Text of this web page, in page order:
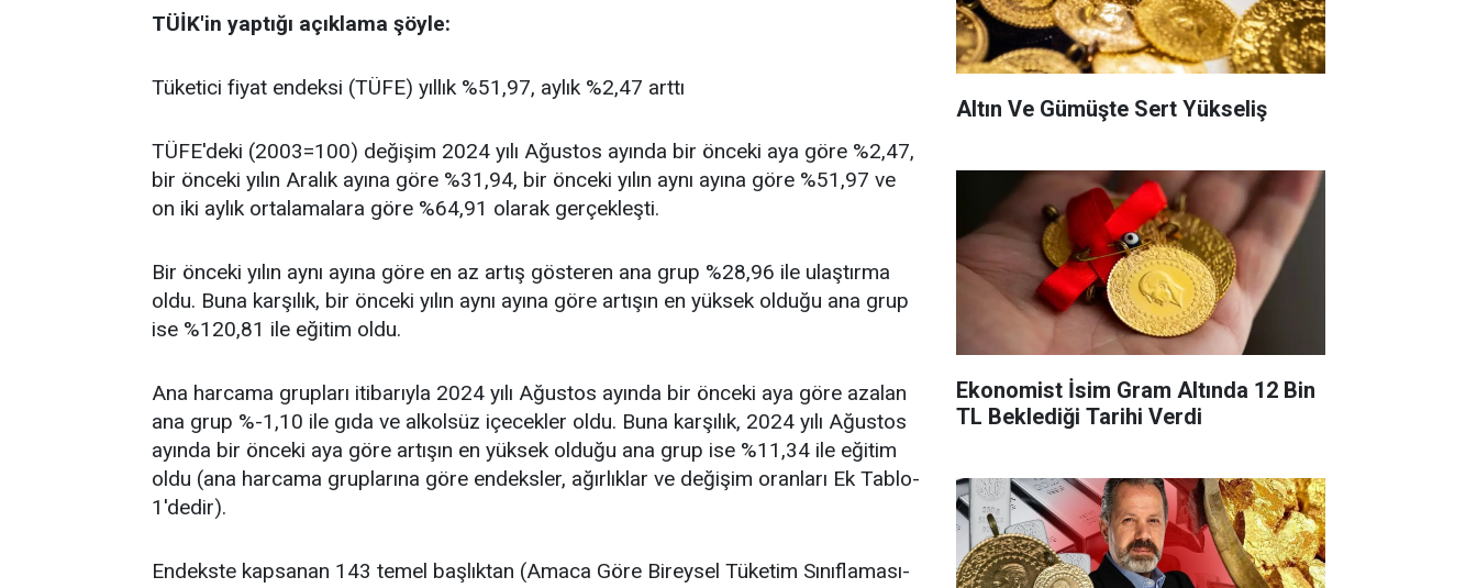
TÜİK'in yaptığı açıklama şöyle:
Tüketici fiyat endeksi (TÜFE) yıllık %51,97, aylık %2,47 arttı
TÜFE'deki (2003=100) değişim 2024 yılı Ağustos ayında bir önceki aya göre %2,47,
bir önceki yılın Aralık ayına göre %31,94, bir önceki yılın aynı ayına göre %51,97 ve
on iki aylık ortalamalara göre %64,91 olarak gerçekleşti.
Bir önceki yılın aynı ayına göre en az artış gösteren ana grup %28,96 ile ulaştırma
oldu. Buna karşılık, bir önceki yılın aynı ayına göre artışın en yüksek olduğu ana grup
ise %120,81 ile eğitim oldu.
Ana harcama grupları itibarıyla 2024 yılı Ağustos ayında bir önceki aya göre azalan
ana grup %-1,10 ile gıda ve alkolsüz içecekler oldu. Buna karşılık, 2024 yılı Ağustos
ayında bir önceki aya göre artışın en yüksek olduğu ana grup ise %11,34 ile eğitim
oldu (ana harcama gruplarına göre endeksler, ağırlıklar ve değişim oranları Ek Tablo-
1'dedir).
Endekste kapsanan 143 temel başlıktan (Amaca Göre Bireysel Tüketim Sınıflaması-
Altın Ve Gümüşte Sert Yükseliş
Ekonomist İsim Gram Altında 12 Bin
TL Beklediği Tarihi Verdi